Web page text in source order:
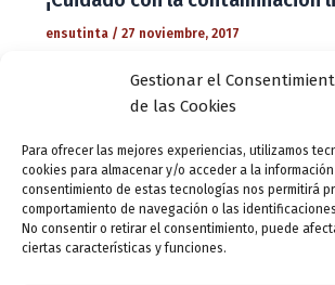
Gestionar el
de las Cookies
Para ofrecer las mejores experiencias, utilizamos
cookies para almacenar y/o acceder a la
consentimiento de estas tecnologías nos permitirá
comportamiento de navegación o las
No consentir o retirar el consentimiento, puede
ciertas características y funciones.
ensutinta / 27 noviembre, 2017
A ver. No es por insistir cansinamente…
contaminación lingüística que nos
intolerable, aunque responsabilidad